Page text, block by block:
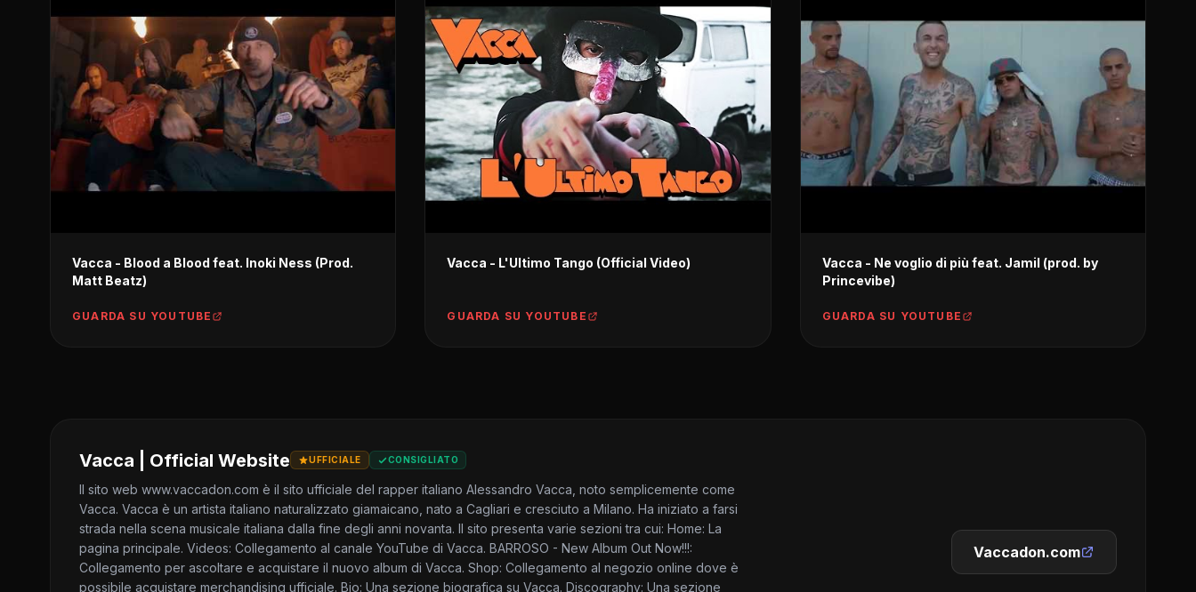
Vacca - Blood a Blood feat. Inoki Ness (Prod.
Matt Beatz)
GUARDA SU YOUTUBE
Vacca - L'Ultimo Tango (Official Video)
GUARDA SU YOUTUBE
Vacca - Ne voglio di più feat. Jamil (prod. by
Princevibe)
GUARDA SU YOUTUBE
Vacca | Official Website UFFICIALE CONSIGLIATO
Il sito web www.vaccadon.com è il sito ufficiale del rapper italiano Alessandro Vacca, noto semplicemente come
Vacca. Vacca è un artista italiano naturalizzato giamaicano, nato a Cagliari e cresciuto a Milano. Ha iniziato a farsi
strada nella scena musicale italiana dalla fine degli anni novanta. Il sito presenta varie sezioni tra cui: Home: La
pagina principale. Videos: Collegamento al canale YouTube di Vacca. BARROSO - New Album Out Now!!!:
Collegamento per ascoltare e acquistare il nuovo album di Vacca. Shop: Collegamento al negozio online dove è
possibile acquistare merchandising ufficiale. Bio: Una sezione biografica su Vacca. Discography: Una sezione
Vaccadon.com